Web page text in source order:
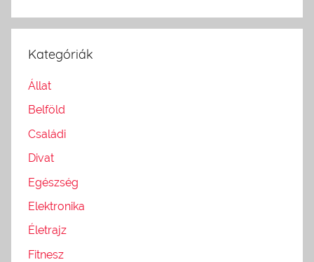
Kategóriák
Állat
Belföld
Családi
Divat
Egészség
Elektronika
Életrajz
Fitnesz